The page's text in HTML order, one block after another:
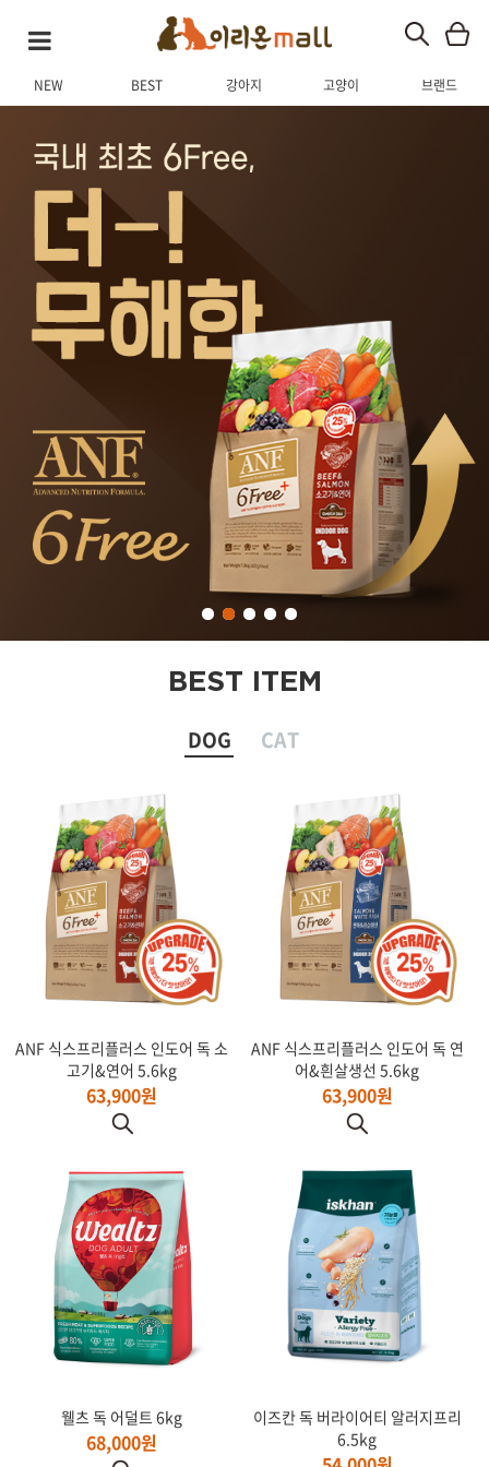
NEW BEST 강아지 고양이 브랜드
BEST ITEM
DOG CAT
ANF 식스프리플러스 인도어 독 소
고기&연어 5.6kg
63,900원
ANF 식스프리플러스 인도어 독 연
어&흰살생선 5.6kg
63,900원
웰츠 독 어덜트 6kg
68,000원
이즈칸 독 버라이어티 알러지프리
6.5kg